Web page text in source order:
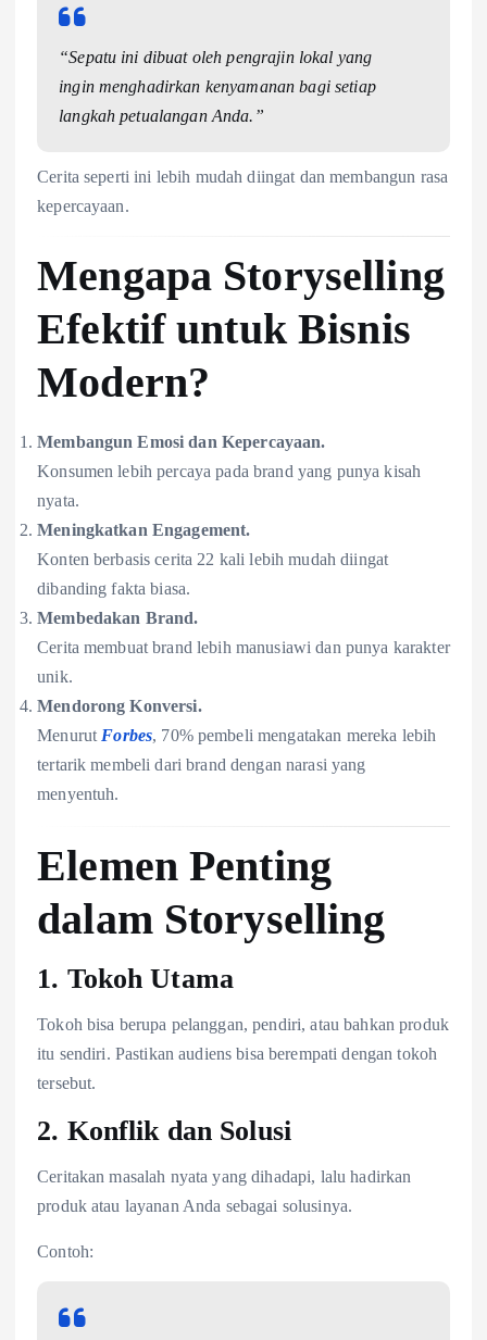
“Sepatu ini dibuat oleh pengrajin lokal yang
ingin menghadirkan kenyamanan bagi setiap
langkah petualangan Anda.”
Cerita seperti ini lebih mudah diingat dan membangun rasa
kepercayaan.
Mengapa Storyselling
Efektif untuk Bisnis
Modern?
Membangun Emosi dan Kepercayaan.
Konsumen lebih percaya pada brand yang punya kisah
nyata.
Meningkatkan Engagement.
Konten berbasis cerita 22 kali lebih mudah diingat
dibanding fakta biasa.
Membedakan Brand.
Cerita membuat brand lebih manusiawi dan punya karakter
unik.
Mendorong Konversi.
Menurut Forbes, 70% pembeli mengatakan mereka lebih
tertarik membeli dari brand dengan narasi yang
menyentuh.
Elemen Penting
dalam Storyselling
1. Tokoh Utama
Tokoh bisa berupa pelanggan, pendiri, atau bahkan produk
itu sendiri. Pastikan audiens bisa berempati dengan tokoh
tersebut.
2. Konflik dan Solusi
Ceritakan masalah nyata yang dihadapi, lalu hadirkan
produk atau layanan Anda sebagai solusinya.
Contoh: